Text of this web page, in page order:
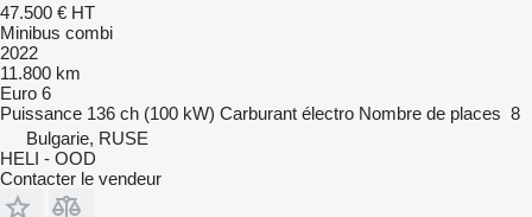
47.500 € HT
Minibus combi
2022
11.800 km
Euro 6
Puissance 136 ch (100 kW) Carburant électro Nombre de places 8
Bulgarie, RUSE
HELI - OOD
Contacter le vendeur